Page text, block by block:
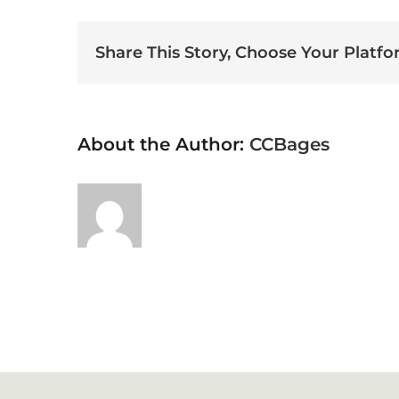
Share This Story, Choose Your
About the Author: CCBages